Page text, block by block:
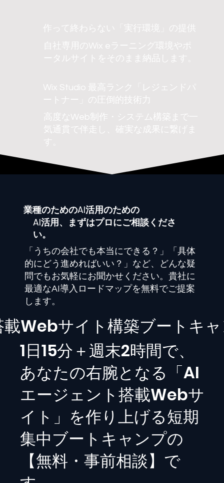
作って終わらない「実行環境」の提供
自社専用のWix eラーニング環境やポ
ータルサイトをそのまま納品します。
Wix Studio 最高ランク「レジェンドパ
ートナー」の圧倒的技術力
高度なWeb制作・システム構築まで一
気通貫で伴走し、確実な成果に繋げま
す。
業種のためのAI活用のための
AI活用、まずはプロにご相談くださ
い。
「うちの会社でも本当にできる？」「具体
的にどう進めればいい？」など、どんな疑
問でもお気軽にお聞かせください。貴社に
最適なAI導入ロードマップを無料でご提案
します。
Webサイト構築ブートキ
1日15分＋週末2時間で、
あなたの右腕となる「AI
エージェント搭載Webサ
イト」を作り上げる短期
集中ブートキャンプの
【無料・事前相談】で